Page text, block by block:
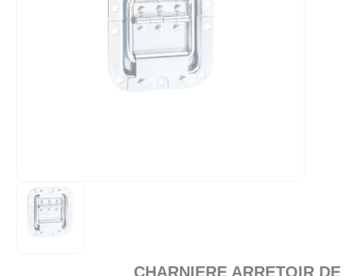
CHARNIERE ARRETOIR DE